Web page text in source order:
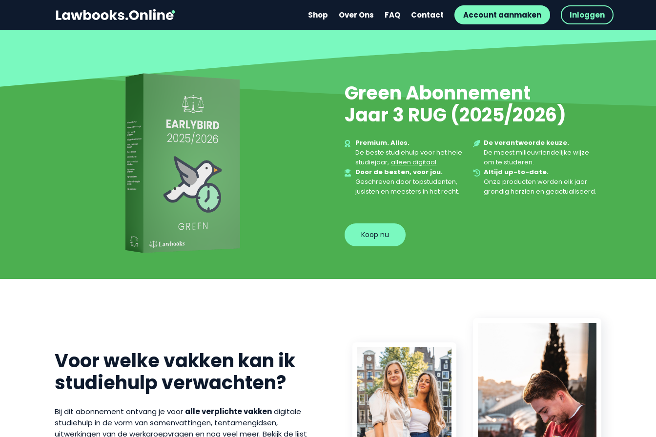
Shop Over Ons FAQ Contact Account aanmaken Inloggen
Green Abonnement
Jaar 3 RUG (2025/2026)
Premium. Alles.
De beste studiehulp voor het hele
studiejaar, alleen digitaal.
De verantwoorde keuze.
De meest milieuvriendelijke wijze
om te studeren.
Door de besten, voor jou.
Geschreven door topstudenten,
jusisten en meesters in het recht.
Altijd up-to-date.
Onze producten worden elk jaar
grondig herzien en geactualiseerd.
Koop nu
Voor welke vakken kan ik
studiehulp verwachten?
Bij dit abonnement ontvang je voor alle verplichte vakkendigitale
studiehulp in de vorm van samenvattingen, tentamengidsen,
uitwerkingen van de werkgroepvragen en nog veel meer. Bekijk de lijst